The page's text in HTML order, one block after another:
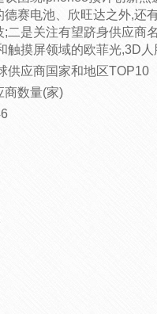
德赛电池、欣旺达之外,还
二是关注有望跻身供应商
触摸屏领域的欧菲光,3D
供应商国家和地区TOP10
商数量(家)